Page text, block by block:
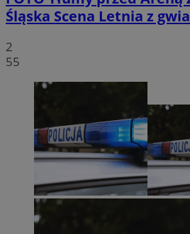
Śląska Scena Letnia z
2
55